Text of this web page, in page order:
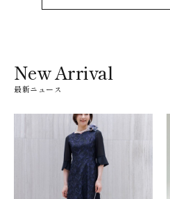
New Arrival
最新ニュース